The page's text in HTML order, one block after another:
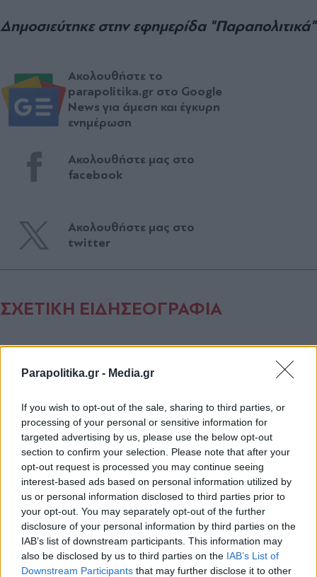
Parapolitika.gr - Media.gr
If you wish to opt-out of the sale, sharing to third parties, or
processing of your personal or sensitive information for
targeted advertising by us, please use the below opt-out
section to confirm your selection. Please note that after your
opt-out request is processed you may continue seeing
interest-based ads based on personal information utilized by
us or personal information disclosed to third parties prior to
your opt-out. You may separately opt-out of the further
disclosure of your personal information by third parties on the
IAB’s list of downstream participants. This information may
also be disclosed by us to third parties on the IAB’s List of
Downstream Participants that may further disclose it to other
Δημοσιεύτηκε στην εφημερίδα "Παραπολιτικά"
Ακολουθήστε το
parapolitika.gr στο Google
News για άμεση και έγκυρη
ενημέρωση
Ακολουθήστε μας στο
facebook
Ακολουθήστε μας στο
twitter
ΣΧΕΤΙΚΗ ΕΙΔΗΣΕΟΓΡΑΦΙΑ
Εγγραφή στο newsletter